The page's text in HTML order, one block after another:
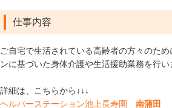
仕事内容
ご自宅で生活されている高齢者の方々のた
ンに基づいた身体介護や生活援助業務を行い
詳細は、こちらから↓↓↓
ヘルパーステーション池上長寿園 南蒲田